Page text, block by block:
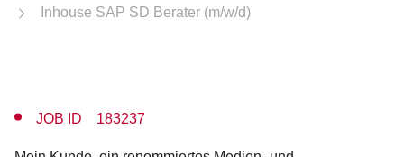
Inhouse SAP SD Berater (m/w/d)
JOB ID 183237